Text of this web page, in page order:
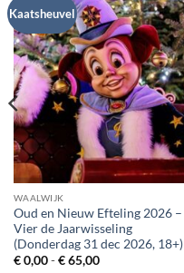
Kaatsheuvel
WAALWIJK
Oud en Nieuw Efteling 2026 –
Vier de Jaarwisseling
(Donderdag 31 dec 2026, 18+)
€0,00 - €65,00Prijsklasse: